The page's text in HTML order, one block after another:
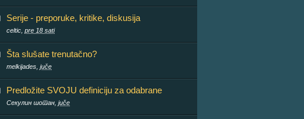
Serije - preporuke, kritike, diskusija
celtic, pre 18 sati
Šta slušate trenutačno?
melkijades, juče
Predložite SVOJU definiciju za odabrane
Секулин шотан, juče